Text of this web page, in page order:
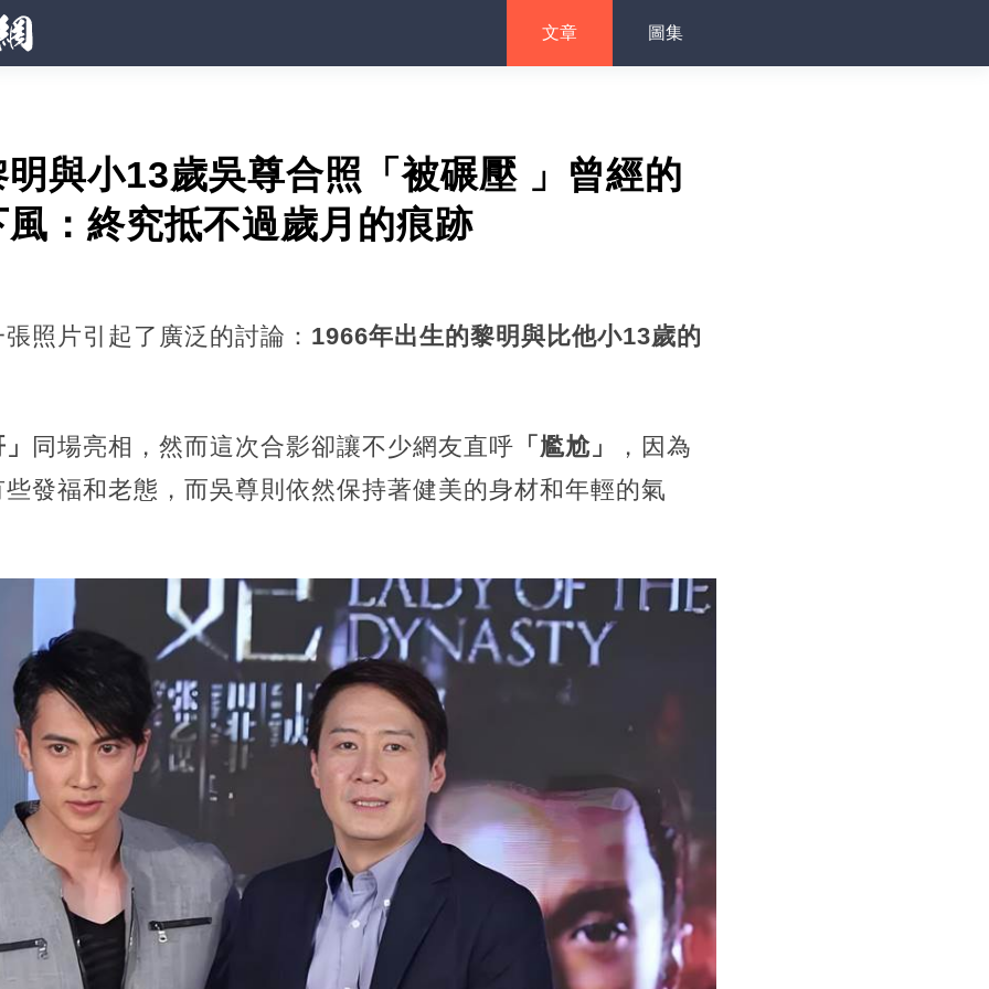
文章 圖集
與小13歲吳尊合照「被碾壓 」曾經的
：終究抵不過歲月的痕跡
照片引起了廣泛的討論： 1966年出生的黎明與比他小13歲的
同場亮相，然而這次合影卻讓不少網友直呼 「尷尬」
，因為
發福和老態，而吳尊則依然保持著健美的身材和年輕的氣